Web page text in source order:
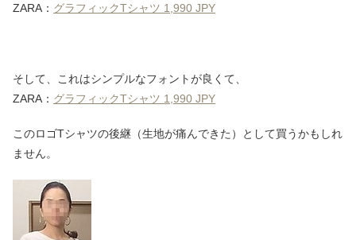
ZARA： グラフィックTシャツ 1,990 JPY
そして、これはシンプルなフォントが良くて、
ZARA： グラフィックTシャツ 1,990 JPY
このロゴTシャツの後継（生地が痛んできた）として買うかもしれ
ません。